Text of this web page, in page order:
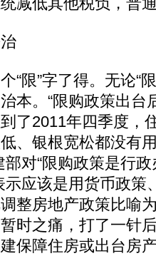
”字了得。无论“限
本。“限购政策出台
了2011年四季度，
、银根宽松都没有
部对“限购政策是行
示应该是用货币政策
整房地产政策比喻
时之痛，打了一针
保障住房或出台房